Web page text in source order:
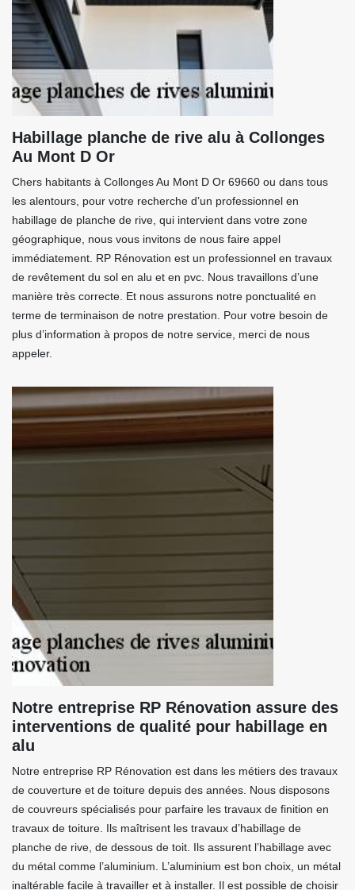
Habillage planche de rive alu à Collonges
Au Mont D Or
Chers habitants à Collonges Au Mont D Or 69660 ou dans tous
les alentours, pour votre recherche d’un professionnel en
habillage de planche de rive, qui intervient dans votre zone
géographique, nous vous invitons de nous faire appel
immédiatement. RP Rénovation est un professionnel en travaux
de revêtement du sol en alu et en pvc. Nous travaillons d’une
manière très correcte. Et nous assurons notre ponctualité en
terme de terminaison de notre prestation. Pour votre besoin de
plus d’information à propos de notre service, merci de nous
appeler.
Notre entreprise RP Rénovation assure des
interventions de qualité pour habillage en
alu
Notre entreprise RP Rénovation est dans les métiers des travaux
de couverture et de toiture depuis des années. Nous disposons
de couvreurs spécialisés pour parfaire les travaux de finition en
travaux de toiture. Ils maîtrisent les travaux d’habillage de
planche de rive, de dessous de toit. Ils assurent l’habillage avec
du métal comme l’aluminium. L’aluminium est bon choix, un métal
inaltérable facile à travailler et à installer. Il est possible de choisir